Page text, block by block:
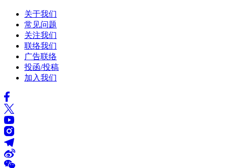
关于我们
常见问题
关注我们
联络我们
广告联络
投函/投稿
加入我们